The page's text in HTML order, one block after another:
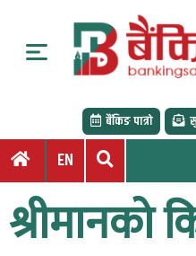
o
बैंकिङ पात्रो
EN
श्रीमानको